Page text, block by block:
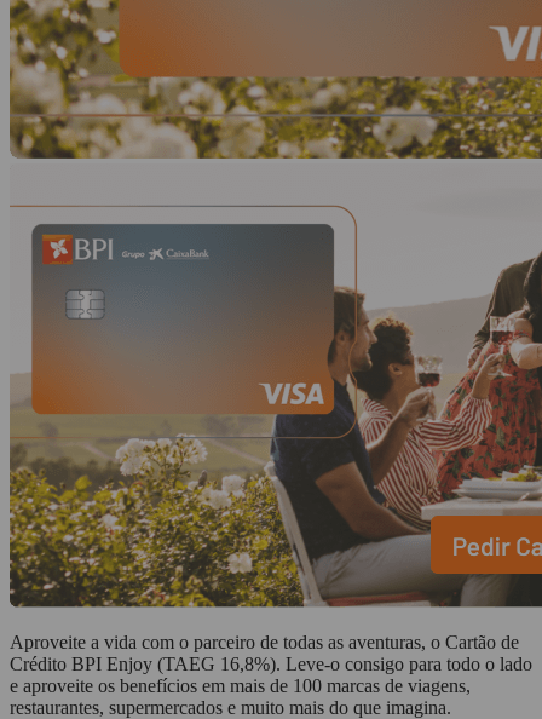
Aproveite a vida com o parceiro de todas as aventuras, o Cartão de
Crédito BPI Enjoy (TAEG 16,8%). Leve-o consigo para todo o lado
e aproveite os benefícios em mais de 100 marcas de viagens,
restaurantes, supermercados e muito mais do que imagina.